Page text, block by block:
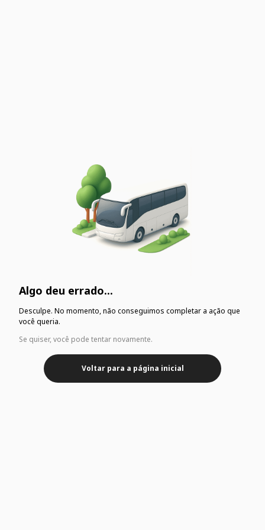
Algo deu errado...
Desculpe. No momento, não conseguimos completar a ação que
você queria.
Se quiser, você pode tentar novamente.
Voltar para a página inicial